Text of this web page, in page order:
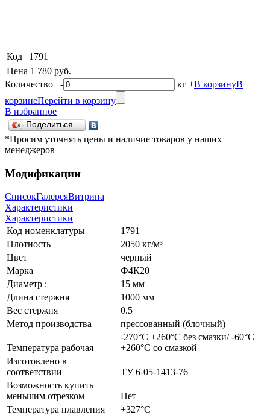
Код
1791
Цена 1 780 руб.
Количество - кг +В корзинуВ
корзинеПерейти в корзину
В избранное
Поделиться…
*Просим уточнять цены и наличие товаров у наших
менеджеров
Модификации
СписокГалереяВитрина
Характеристики
Характеристики
Код номенклатуры
1791
Плотность
2050 кг/м³
Цвет
черный
Марка
Ф4К20
Диаметр :
15 мм
Длина стержня
1000 мм
Вес стержня
0.5
Метод производства
прессованный (блочный)
Температура рабочая
-270°C +260°C без смазки/ -60°C
+260°C со смазкой
Изготовлено в
соответствии
ТУ 6-05-1413-76
Возможность купить
меньшим отрезком
Нет
Температура плавления
+327°C